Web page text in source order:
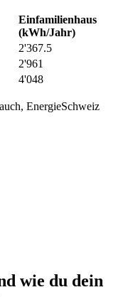
Einfamilienhaus
(kWh/Jahr)
2'367.5
2'961
4'048
EnergieSchweiz
wie du dein